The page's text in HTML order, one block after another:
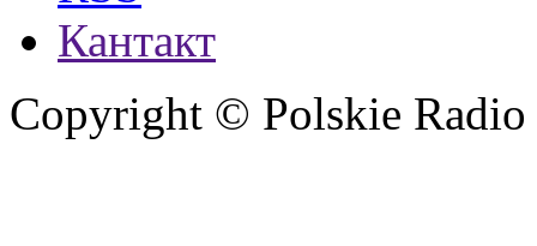
Кантакт
Copyright © Polskie